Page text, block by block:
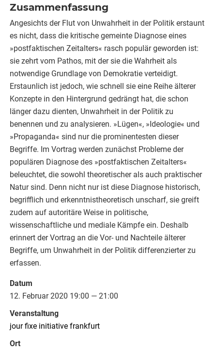
Zusammenfassung
Angesichts der Flut von Unwahrheit in der Politik erstaunt
es nicht, dass die kritische gemeinte Diagnose eines
»postfaktischen Zeitalters« rasch populär geworden ist:
sie zehrt vom Pathos, mit der sie die Wahrheit als
notwendige Grundlage von Demokratie verteidigt.
Erstaunlich ist jedoch, wie schnell sie eine Reihe älterer
Konzepte in den Hintergrund gedrängt hat, die schon
länger dazu dienten, Unwahrheit in der Politik zu
benennen und zu analysieren. »Lügen«, »Ideologie« und
»Propaganda« sind nur die prominentesten dieser
Begriffe. Im Vortrag werden zunächst Probleme der
populären Diagnose des »postfaktischen Zeitalters«
beleuchtet, die sowohl theoretischer als auch praktischer
Natur sind. Denn nicht nur ist diese Diagnose historisch,
begrifflich und erkenntnistheoretisch unscharf, sie greift
zudem auf autoritäre Weise in politische,
wissenschaftliche und mediale Kämpfe ein. Deshalb
erinnert der Vortrag an die Vor- und Nachteile älterer
Begriffe, um Unwahrheit in der Politik differenzierter zu
erfassen.
Datum
12. Februar 2020 19:00 — 21:00
Veranstaltung
jour fixe initiative frankfurt
Ort